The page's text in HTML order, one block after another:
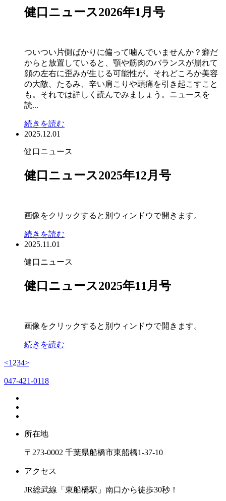
健口ニュース2026年1月号
ついつい片側ばかりに偏って噛んでいませんか？癖だ
からと放置していると、顎や筋肉のバランスが崩れて
顔の左右に歪みが生じる可能性が。それどころか美容
の大敵、たるみ、辛い肩こりや頭痛を引き起こすこと
も。それでは詳しく読んでみましょう。ニュースを
読...
続きを読む
2025.12.01
健口ニュース
健口ニュース2025年12月号
画像をクリックすると別ウィンドウで開きます。
続きを読む
2025.11.01
健口ニュース
健口ニュース2025年11月号
画像をクリックすると別ウィンドウで開きます。
続きを読む
<1 234>
047-421-0118
所在地
〒273-0002 千葉県船橋市東船橋1-37-10
アクセス
JR総武線「東船橋駅」南口から徒歩30秒！